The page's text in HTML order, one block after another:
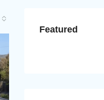
Featured